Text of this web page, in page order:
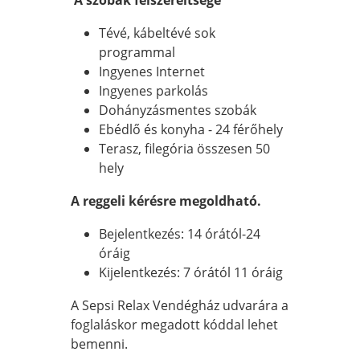
Tévé, kábeltévé sok
programmal
Ingyenes Internet
Ingyenes parkolás
Dohányzásmentes szobák
Ebédlő és konyha - 24 férőhely
Terasz, filegória összesen 50
hely
A reggeli kérésre megoldható.
Bejelentkezés: 14 órától-24
óráig
Kijelentkezés: 7 órától 11 óráig
A Sepsi Relax Vendégház udvarára a
foglaláskor megadott kóddal lehet
bemenni.